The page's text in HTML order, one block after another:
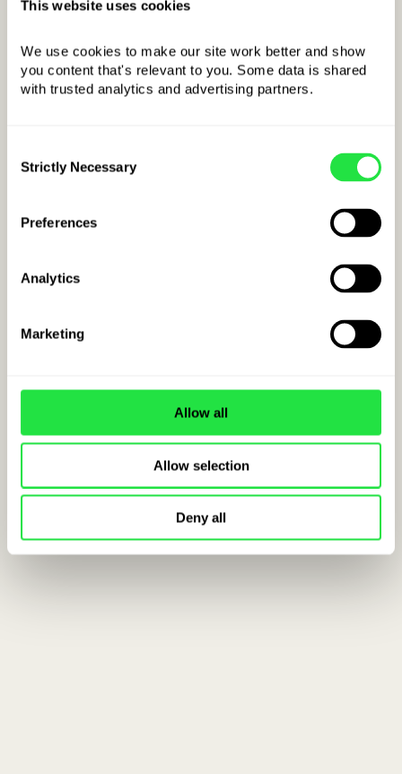
This website uses cookies
We use cookies to make our site work better and show
you content that's relevant to you. Some data is shared
with trusted analytics and advertising partners.
Selection
Strictly Necessary
Preferences
Analytics
Marketing
Allow all
Allow selection
Deny all
for Romania:
ROkkBBBBCCCCCCCCCCCCCCCC